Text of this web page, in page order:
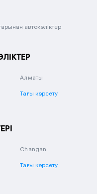
автокөліктер
Алматы
Тағы көрсету
Changan
Тағы көрсету